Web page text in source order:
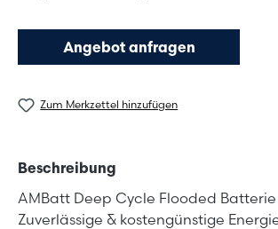
Angebot anfragen
Zum Merkzettel hinzufügen
Beschreibung
AMBatt Deep Cycle Flooded Batterie
Zuverlässige & kostengünstige